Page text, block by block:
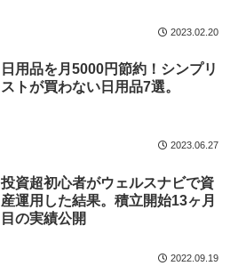
2023.02.20
日用品を月5000円節約！シンプリ
ストが買わない日用品7選。
2023.06.27
投資超初心者がウェルスナビで資
産運用した結果。積立開始13ヶ月
目の実績公開
2022.09.19